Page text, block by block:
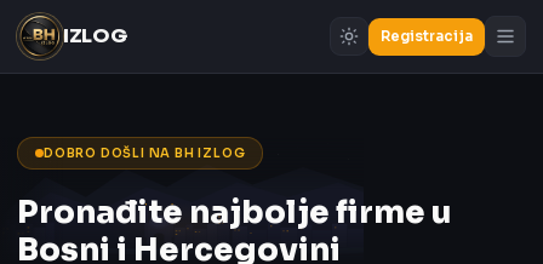
IZLOG Registracija
DOBRO DOŠLI NA BH IZLOG
Pronađite najbolje firme u
Bosni i Hercegovini